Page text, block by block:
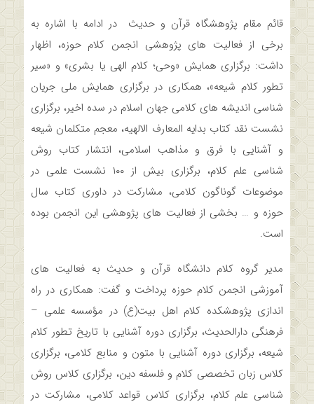
قائم مقام پژوهشگاه قرآن و حدیث در ادامه با اشاره به
برخی از فعالیت های پژوهشی انجمن کلام حوزه، اظهار
داشت: برگزاری همایش «وحی؛ کلام الهی یا بشری» و «سیر
تطور کلام شیعه»، همکاری در برگزاری همایش ملی جریان
شناسی اندیشه های کلامی جهان اسلام در سده اخیر، برگزاری
نشست نقد کتاب بدایه المعارف الالهیه، معجم متکلمان شیعه
و آشنایی با فرق و مذاهب اسلامی، انتشار کتاب روش
شناسی علم کلام، برگزاری بیش از ۱۰۰ نشست علمی در
موضوعات گوناگون کلامی، مشارکت در داوری کتاب سال
حوزه و … بخشی از فعالیت های پژوهشی این انجمن بوده
است.
مدیر گروه کلام دانشگاه قرآن و حدیث به فعالیت های
آموزشی انجمن کلام حوزه پرداخت و گفت: همکاری در راه
اندازی پژوهشکده کلام اهل بیت(ع) در مؤسسه علمی –
فرهنگی دارالحدیث، برگزاری دوره آشنایی با تاریخ تطور کلام
شیعه، برگزاری دوره آشنایی با متون و منابع کلامی، برگزاری
کلاس زبان تخصصی کلام و فلسفه دین، برگزاری کلاس روش
شناسی علم کلام، برگزاری کلاس قواعد کلامی، مشارکت در